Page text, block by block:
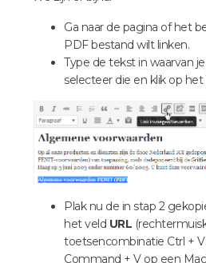
Ga naar de pagina of het
PDF bestand wilt linken.
Type de tekst in waarvan
selecteer die en klik op het
Plak nu de in stap 2
het veld URL
toetsencombinatie Ctrl +
Command + V op een